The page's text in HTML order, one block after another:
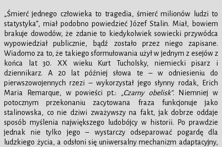
„Śmierć jednego człowieka to tragedia, śmierć milionów ludzi to
statystyka”, miał podobno powiedzieć Józef Stalin. Miał, bowiem
brakuje dowodów, że zdanie to kiedykolwiek sowiecki przywódca
wypowiedział publicznie, bądź zostało przez niego zapisane.
Wiadomo za to, że takiego sformułowania użył w jednym z esejów z
końca lat 30. XX wieku Kurt Tucholsky, niemiecki pisarz i
dziennikarz. A 20 lat później słowa te – w odniesieniu do
pierwszowojennych rzezi – wykorzystał jego słynny rodak, Erich
Maria Remarque, w powieści pt.: „Czarny obelisk”. Niemniej w
potocznym przekonaniu zacytowana fraza funkcjonuje jako
stalinowska, co nie dziwi zważywszy na fakt, jak dobrze oddaje
sposób myślenia największego ludobójcy w historii. Po prawdzie
jednak nie tylko jego – wystarczy odseparować pogardę dla
ludzkiego życia, a odsłoni się uniwersalny mechanizm adaptacyjny,